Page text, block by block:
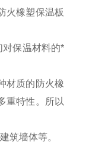
火橡塑保温板
对保温材料的*
材质的防火橡
重特性。所以
筑墙体等。